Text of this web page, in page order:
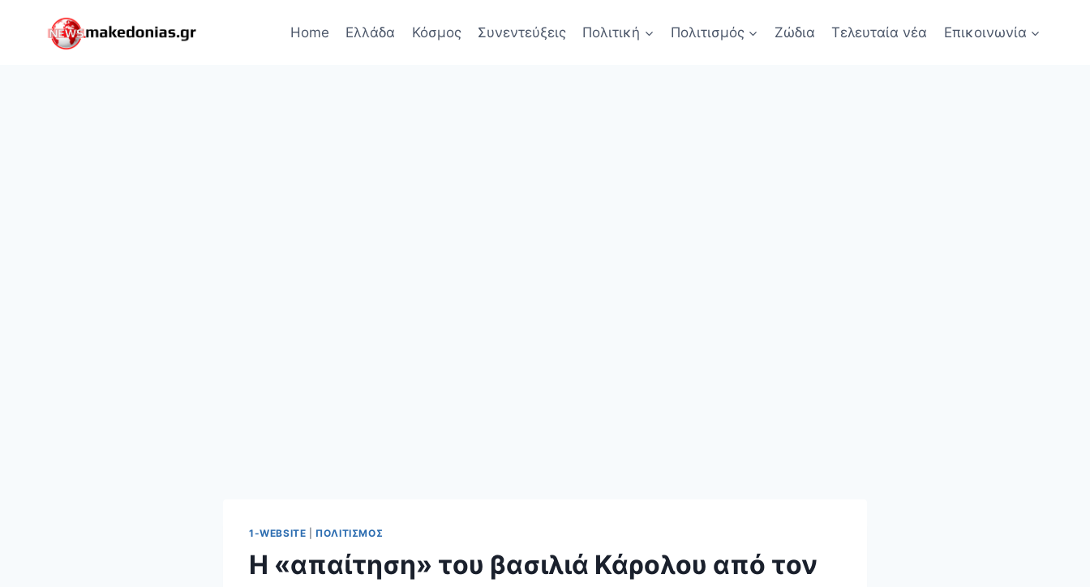
Home Ελλάδα Κόσμος Συνεντεύξεις Πολιτική Πολιτισμός Ζώδια Τελευταία νέα Επικοινωνία
1-WEBSITE ΠΟΛΙΤΙΣΜΌΣ
Η «απαίτηση» του βασιλιά Κάρολου από τον